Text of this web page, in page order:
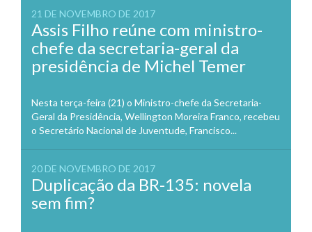
21 DE NOVEMBRO DE 2017
Assis Filho reúne com ministro-
chefe da secretaria-geral da
presidência de Michel Temer
Nesta terça-feira (21) o Ministro-chefe da Secretaria-
Geral da Presidência, Wellington Moreira Franco, recebeu
o Secretário Nacional de Juventude, Francisco...
20 DE NOVEMBRO DE 2017
Duplicação da BR-135: novela
sem fim?